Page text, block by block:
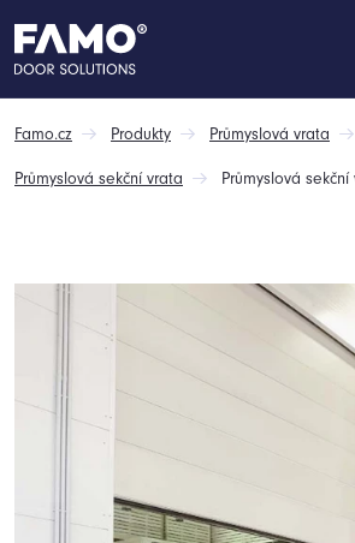
Famo.cz Produkty Průmyslová vrata
Průmyslová sekční vrata Průmyslová